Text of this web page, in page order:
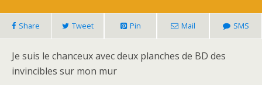
Share Tweet Pin Mail SMS
Je suis le chanceux avec deux planches de BD des
invincibles sur mon mur